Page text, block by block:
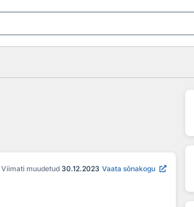
Viimati muudetud 30.12.2023 Vaata sõnakogu